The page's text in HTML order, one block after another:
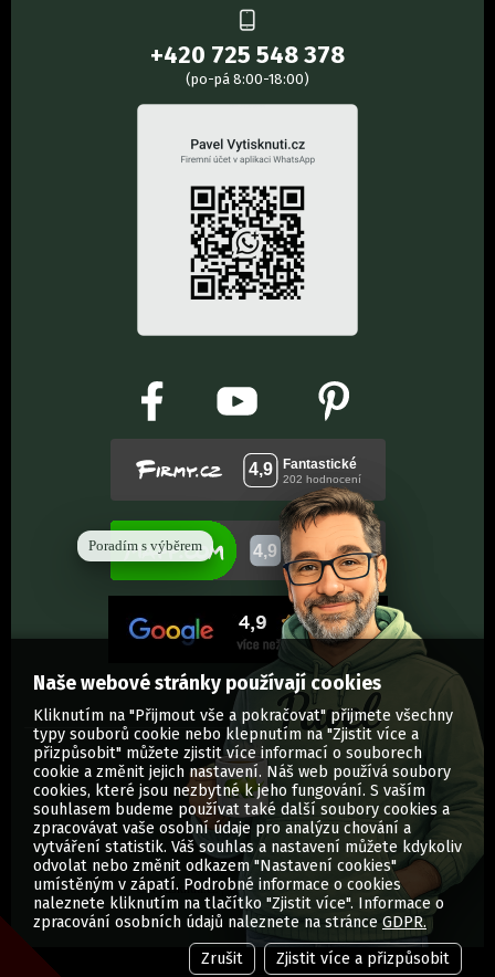
Poradím s výběrem
+420 725 548 378
(po-pá 8:00-18:00)
© Vytisknuti.cz | Všechna práva vyhrazena
Naše webové stránky používají cookies
Kliknutím na "Přijmout vše a pokračovat" přijmete všechny
typy souborů cookie nebo klepnutím na "Zjistit více a
přizpůsobit" můžete zjistit více informací o souborech
cookie a změnit jejich nastavení. Náš web používá soubory
cookies, které jsou nezbytné k jeho fungování. S vaším
souhlasem budeme používat také další soubory cookies a
zpracovávat vaše osobní údaje pro analýzu chování a
vytváření statistik. Váš souhlas a nastavení můžete kdykoliv
odvolat nebo změnit odkazem "Nastavení cookies"
umístěným v zápatí. Podrobné informace o cookies
naleznete kliknutím na tlačítko "Zjistit více". Informace o
zpracování osobních údajů naleznete na stránce GDPR.
Zrušit
Zjistit více a přizpůsobit